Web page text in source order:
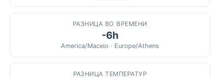
РАЗНИЦА ВО ВРЕМЕНИ
-6h
America/Maceio · Europe/Athens
РАЗНИЦА ТЕМПЕРАТУР